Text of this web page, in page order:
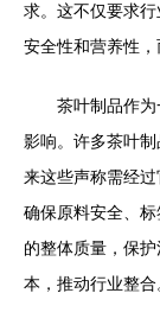
求。这不仅要求
安全性和营养性，
茶叶制品作
影响。许多茶叶制
来这些声称需经
确保原料安全、
的整体质量，保
本，推动行业整合